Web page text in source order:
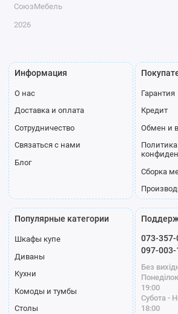
СоюзМебель
2026
Информация
О нас
Доставка и оплата
Сотрудничество
Связаться с нами
Блог
Гарантия
Кредит
Обмен и
Политика
Сборка
Популярные категории
Шкафы купе
Диваны
Кухни
Комоды и тумбы
Столы
073-357-
097-003-
Без
19:00
Субота -
18:00